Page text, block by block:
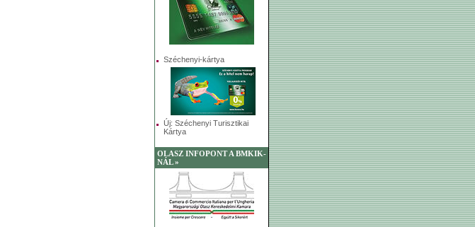
Széchenyi-kártya
Új: Széchenyi Turisztikai
Kártya
OLASZ INFOPONT A BMKIK-
NÁL »